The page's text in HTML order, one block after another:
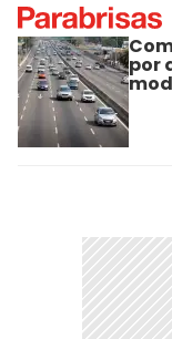
por